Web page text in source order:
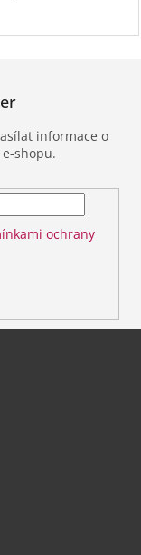
informace o
shopu.
ochrany